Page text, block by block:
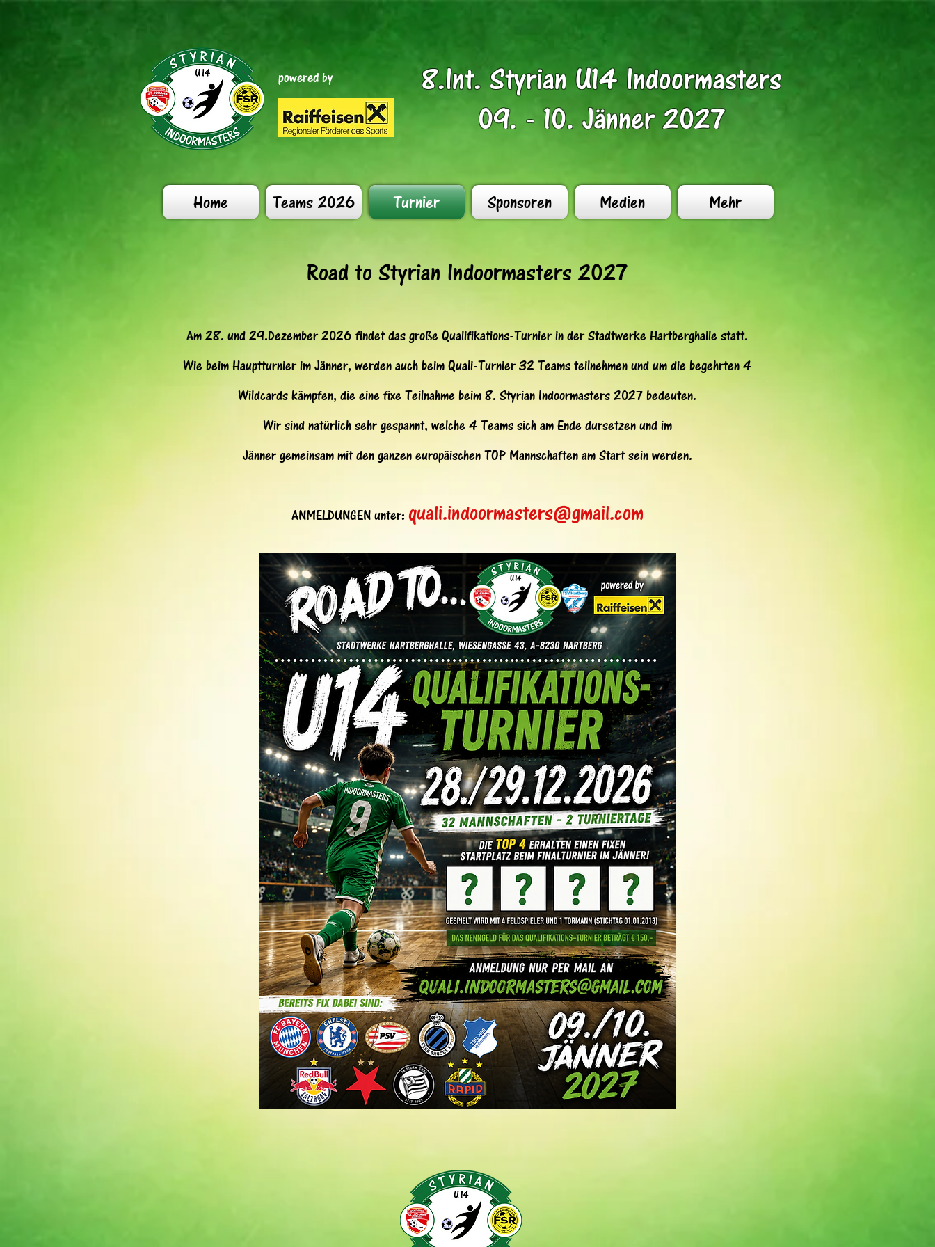
powered by
8.Int. Styrian U14 Indoormasters
09. - 10. Jänner 2027
Home Teams 2026 Turnier Sponsoren Medien Mehr
Road to Styrian Indoormasters 2027
Am 28. und 29.Dezember 2026 findet das große Qualifikations-Turnier in der Stadtwerke Hartberghalle statt.
Wie beim Hauptturnier im Jänner, werden auch beim Quali-Turnier 32 Teams teilnehmen und um die begehrten 4
Wildcards kämpfen, die eine fixe Teilnahme beim 8. Styrian Indoormasters 2027 bedeuten.
Wir sind natürlich sehr gespannt, welche 4 Teams sich am Ende dursetzen und im
Jänner gemeinsam mit den ganzen europäischen TOP Mannschaften am Start sein werden.
ANMELDUNGEN unter: quali.indoormasters@gmail.com